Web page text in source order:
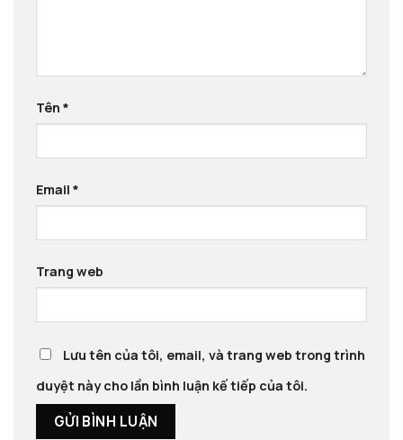
Tên *
Email *
Trang web
Lưu tên của tôi, email, và trang web trong trình
duyệt này cho lần bình luận kế tiếp của tôi.